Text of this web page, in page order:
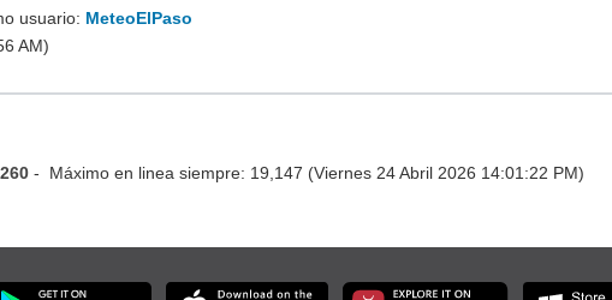
usuario: MeteoElPaso
AM)
- Máximo en linea siempre: 19,147 (Viernes 24 Abril 2026 14:01:22 PM)